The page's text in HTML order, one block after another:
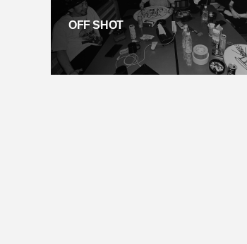
OFF SHOT